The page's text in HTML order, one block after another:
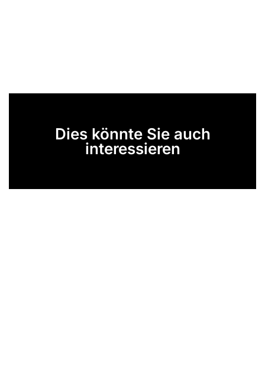
Dies könnte Sie auch
interessieren